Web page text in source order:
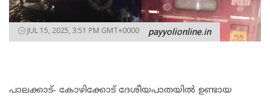
JUL 15, 2025, 3:51 PM GMT+0000 payyolionline.in
പാലക്കാട്- കോഴിക്കോട് ദേശീയപാതയില്‍ ഉണ്ടായ